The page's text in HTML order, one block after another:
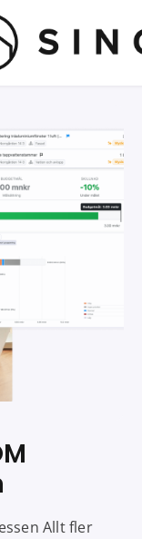
Allt fler